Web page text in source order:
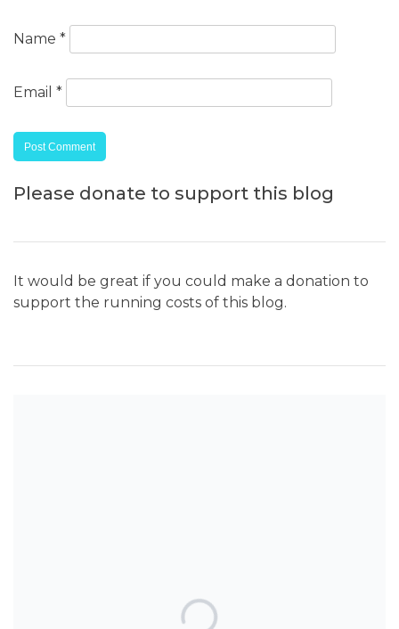
Name *
Email *
Please donate to support this blog
It would be great if you could make a donation to
support the running costs of this blog.
TOP POSTS & PAGES